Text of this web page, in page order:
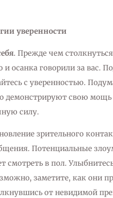
уверенности
. Прежде чем
осанка говорили за вас.
с уверенностью.
демонстрируют свою мощь
силу.
зрительного
Потенциальные
смотреть в пол.
заметите, как они
от невидимой